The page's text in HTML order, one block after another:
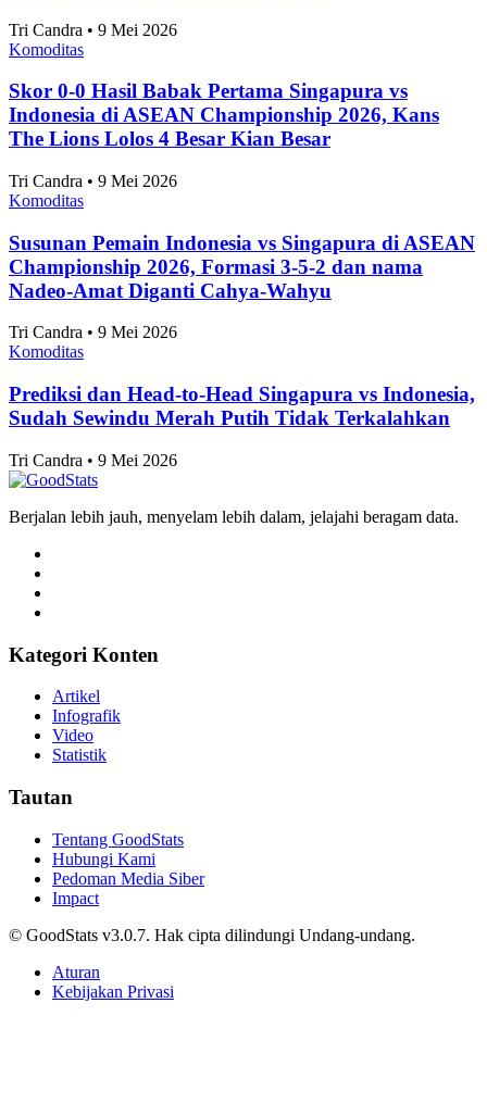
Tri Candra • 9 Mei 2026
Komoditas
Skor 0-0 Hasil Babak Pertama Singapura vs
Indonesia di ASEAN Championship 2026, Kans
The Lions Lolos 4 Besar Kian Besar
Tri Candra • 9 Mei 2026
Komoditas
Susunan Pemain Indonesia vs Singapura di ASEAN
Championship 2026, Formasi 3-5-2 dan nama
Nadeo-Amat Diganti Cahya-Wahyu
Tri Candra • 9 Mei 2026
Komoditas
Prediksi dan Head-to-Head Singapura vs Indonesia,
Sudah Sewindu Merah Putih Tidak Terkalahkan
Tri Candra • 9 Mei 2026
Berjalan lebih jauh, menyelam lebih dalam, jelajahi beragam data.
Kategori Konten
Artikel
Infografik
Video
Statistik
Tautan
Tentang GoodStats
Hubungi Kami
Pedoman Media Siber
Impact
© GoodStats v3.0.7. Hak cipta dilindungi Undang-undang.
Aturan
Kebijakan Privasi